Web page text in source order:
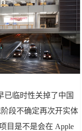
已临时性关掉了中国
段不确定再次开实体
目是不是会在 Apple